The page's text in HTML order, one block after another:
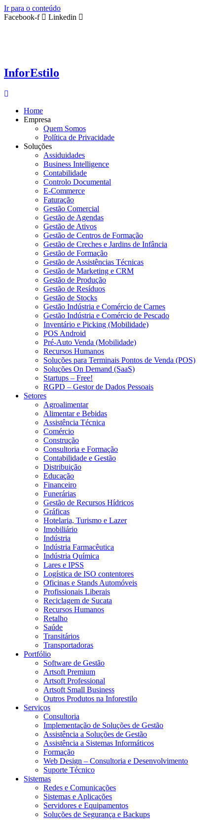
Ir para o conteúdo
Facebook-f
Linkedin
InforEstilo
Home
Empresa
Quem Somos
Política de Privacidade
Soluções
Assiduidades
Business Intelligence
Contabilidade
Controlo Documental
E-Commerce
Faturação
Gestão Comercial
Gestão de Agendas
Gestão de Ativos
Gestão de Centros de Formação
Gestão de Creches e Jardins de Infância
Gestão de Formação
Gestão de Assistências Técnicas
Gestão de Marketing e CRM
Gestão de Produção
Gestão de Resíduos
Gestão de Stocks
Gestão Indústria e Comércio de Carnes
Gestão Indústria e Comércio de Pescado
Inventário e Picking (Mobilidade)
POS Android
Pré-Auto Venda (Mobilidade)
Recursos Humanos
Soluções para Terminais Pontos de Venda (POS)
Soluções On Demand (SaaS)
Startups – Free!
RGPD – Gestor de Dados Pessoais
Setores
Agroalimentar
Alimentar e Bebidas
Assistência Técnica
Comércio
Construção
Consultoria e Formação
Contabilidade e Gestão
Distribuição
Educação
Financeiro
Funerárias
Gestão de Recursos Hídricos
Gráficas
Hotelaria, Turismo e Lazer
Imobiliário
Indústria
Indústria Farmacêutica
Indústria Química
Lares e IPSS
Logística de ISO contentores
Oficinas e Stands Automóveis
Profissionais Liberais
Reciclagem de Sucata
Recursos Humanos
Retalho
Saúde
Transitários
Transportadoras
Portfólio
Software de Gestão
Artsoft Premium
Artsoft Professional
Artsoft Small Business
Outros Produtos na Inforestilo
Serviços
Consultoria
Implementação de Soluções de Gestão
Assistência a Soluções de Gestão
Assistência a Sistemas Informáticos
Formação
Web Design – Consultoria e Desenvolvimento
Suporte Técnico
Sistemas
Redes e Comunicações
Sistemas e Aplicações
Servidores e Equipamentos
Soluções de Segurança e Backups